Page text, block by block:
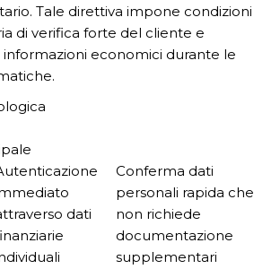
Tale direttiva impone condizioni
di verifica forte del cliente e
informazioni economici durante le
dati
Conferma dati
personali rapida che
non richiede
documentazione
supplementari